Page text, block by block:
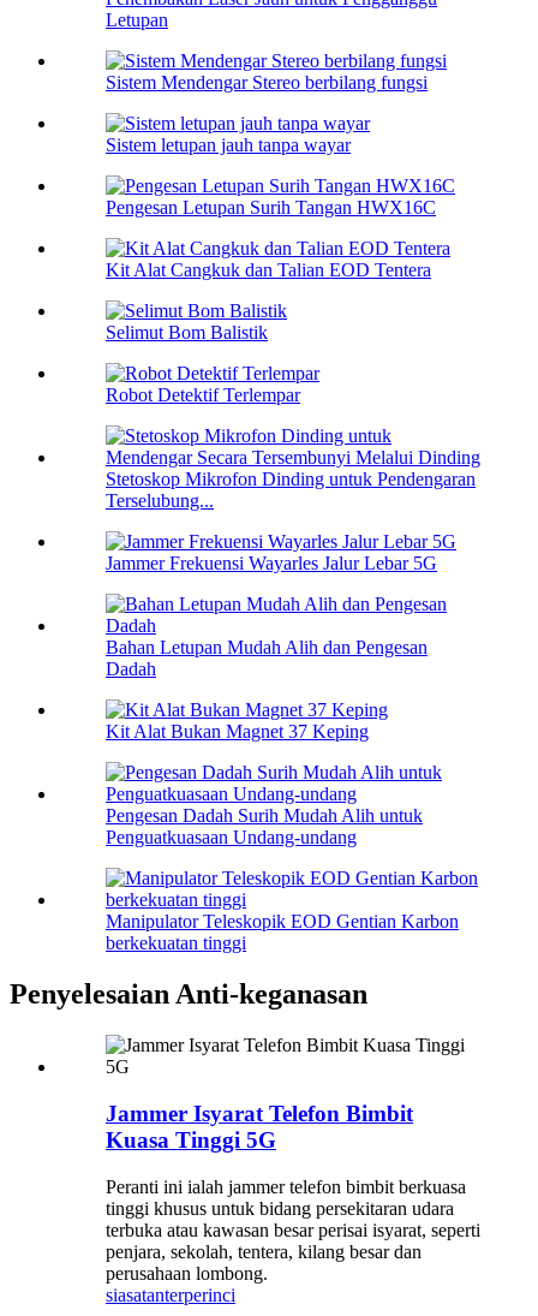
Letupan
Sistem Mendengar Stereo berbilang fungsi
Sistem letupan jauh tanpa wayar
Pengesan Letupan Surih Tangan HWX16C
Kit Alat Cangkuk dan Talian EOD Tentera
Selimut Bom Balistik
Robot Detektif Terlempar
Stetoskop Mikrofon Dinding untuk Pendengaran
Terselubung...
Jammer Frekuensi Wayarles Jalur Lebar 5G
Bahan Letupan Mudah Alih dan Pengesan
Dadah
Kit Alat Bukan Magnet 37 Keping
Pengesan Dadah Surih Mudah Alih untuk
Penguatkuasaan Undang-undang
Manipulator Teleskopik EOD Gentian Karbon
berkekuatan tinggi
Penyelesaian Anti-keganasan
Jammer Isyarat Telefon Bimbit
Kuasa Tinggi 5G
Peranti ini ialah jammer telefon bimbit berkuasa
tinggi khusus untuk bidang persekitaran udara
terbuka atau kawasan besar perisai isyarat, seperti
penjara, sekolah, tentera, kilang besar dan
perusahaan lombong.
siasatanterperinci